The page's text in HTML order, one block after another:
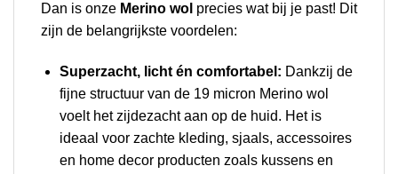
Dan is onze Merino wol precies wat bij je past! Dit
zijn de belangrijkste voordelen:
Superzacht, licht én comfortabel: Dankzij de
fijne structuur van de 19 micron Merino wol
voelt het zijdezacht aan op de huid. Het is
ideaal voor zachte kleding, sjaals, accessoires
en home decor producten zoals kussens en